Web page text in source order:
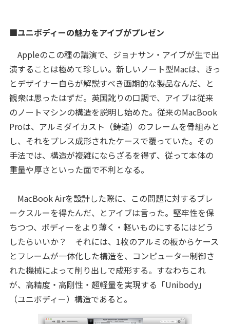
■ユニボディーの魅力をアイブがプレゼン
Appleのこの種の講演で、ジョナサン・アイブが生で出
演することは極めて珍しい。新しいノート型Macは、きっ
とデザイナー自らが解説すべき画期的な製品なんだ、と
観衆は思ったはずだ。英国訛りの口調で、アイブは従来
のノートマシンの構造を説明し始めた。従来のMacBook
Proは、アルミダイカスト（鋳造）のフレームを骨組みと
し、それをプレス成形されたケースで覆っていた。その
手法では、構造が複雑にならざるを得ず、従って本体の
重量や厚さといった面で不利となる。
MacBook Airを設計した際に、この問題に対するブレ
ークスルーを得たんだ、とアイブは言った。堅牢性を保
ちつつ、ボディーをより薄く・軽いものにするにはどう
したらいいか？ それには、1枚のアルミの板からケース
とフレームが一体化した構造を、コンピューター制御さ
れた機械によって削り出しで成形する。すなわちこれ
が、高精度・高剛性・超軽量を実現する「Unibody」
（ユニボディー）構造であると。